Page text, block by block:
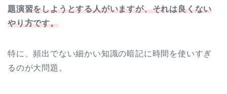
題演習をしようとする人がいますが、それは良くない
やり方です。
特に、頻出でない細かい知識の暗記に時間を使いすぎ
るのが大問題。